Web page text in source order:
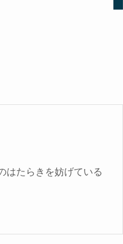
はたらきを妨げている